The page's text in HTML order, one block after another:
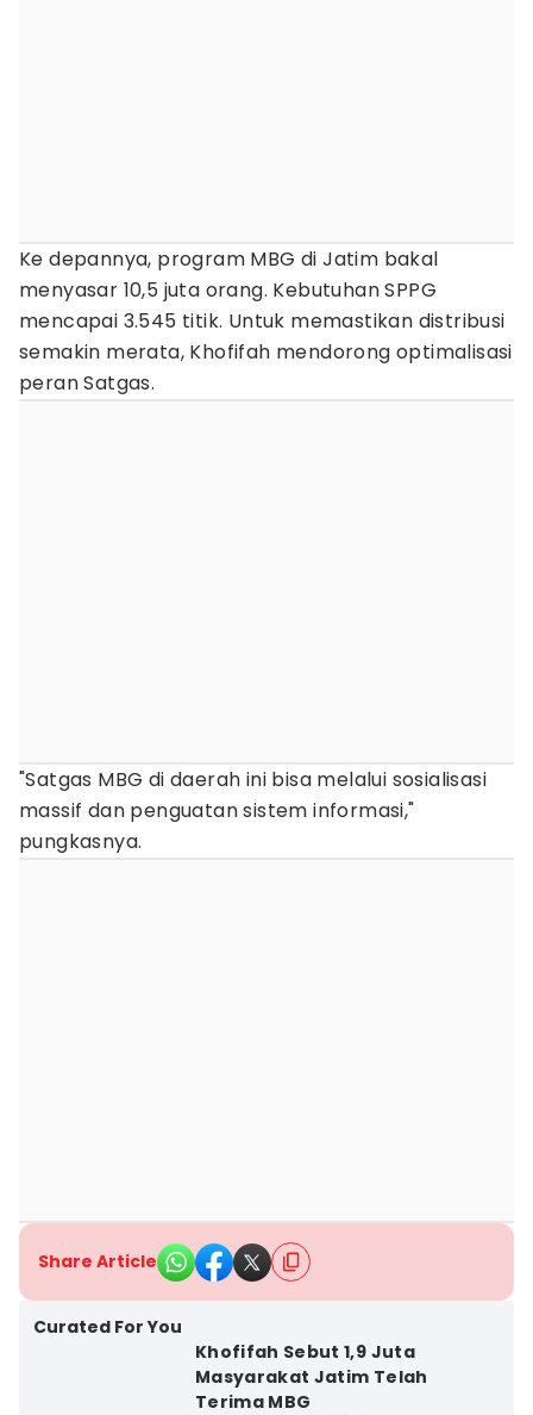
Ke depannya, program MBG di Jatim bakal
menyasar 10,5 juta orang. Kebutuhan SPPG
mencapai 3.545 titik. Untuk memastikan distribusi
semakin merata, Khofifah mendorong optimalisasi
peran Satgas.
"Satgas MBG di daerah ini bisa melalui sosialisasi
massif dan penguatan sistem informasi,"
pungkasnya.
Share Article
Curated For You
Khofifah Sebut 1,9 Juta
Masyarakat Jatim Telah
Terima MBG